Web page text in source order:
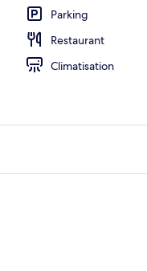
Parking
Restaurant
Climatisation